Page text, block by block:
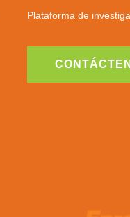
Plataforma de